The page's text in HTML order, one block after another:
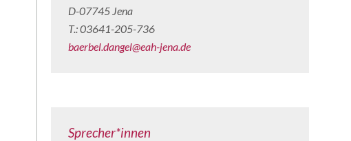
D-07745 Jena
T.: 03641-205-736
baerbel.dangel@eah-jena.de
Sprecher*innen